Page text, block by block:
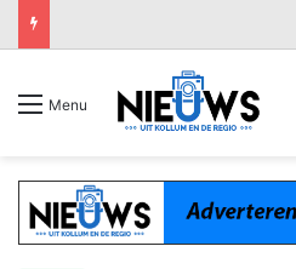
Menu